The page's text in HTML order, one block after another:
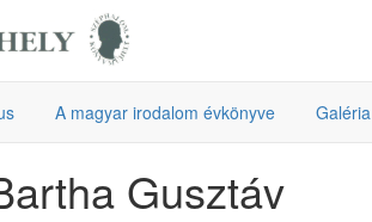
A magyar irodalom évkönyve Galéria
Gusztáv